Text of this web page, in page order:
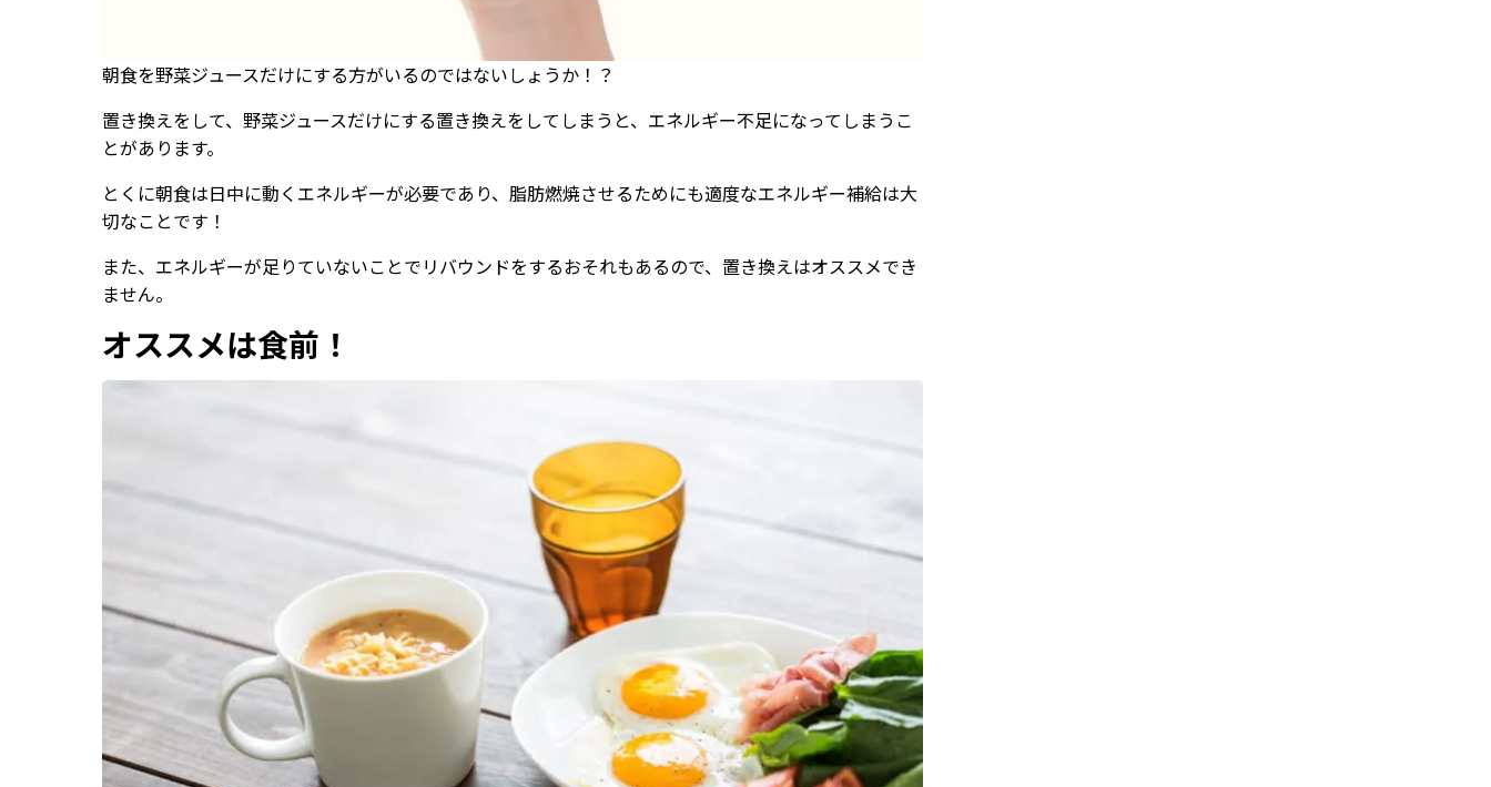
朝食を野菜ジュースだけにする方がいるのではないしょうか！？
置き換えをして、野菜ジュースだけにする置き換えをしてしまうと、エネルギー不足になってしまうこ
とがあります。
とくに朝食は日中に動くエネルギーが必要であり、脂肪燃焼させるためにも適度なエネルギー補給は大
切なことです！
また、エネルギーが足りていないことでリバウンドをするおそれもあるので、置き換えはオススメでき
ません。
オススメは食前！